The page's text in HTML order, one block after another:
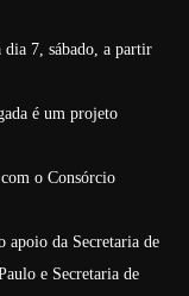
dia 7, sábado, a partir
é um projeto
o Consórcio
da Secretaria de
e Secretaria de